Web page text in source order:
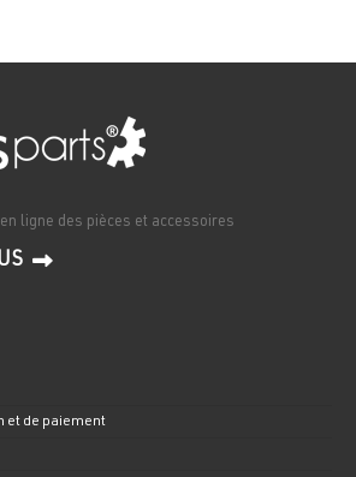
ligne des pièces et accessoires
et de paiement